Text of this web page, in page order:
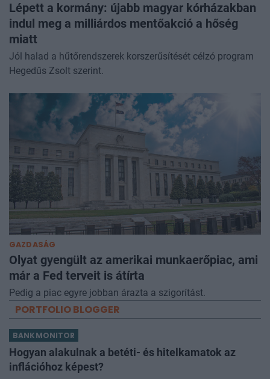
Lépett a kormány: újabb magyar kórházakban
indul meg a milliárdos mentőakció a hőség
miatt
Jól halad a hűtőrendszerek korszerűsítését célzó program
Hegedűs Zsolt szerint.
GAZDASÁG
Olyat gyengült az amerikai munkaerőpiac, ami
már a Fed terveit is átírta
Pedig a piac egyre jobban árazta a szigorítást.
PORTFOLIO BLOGGER
BANKMONITOR
Hogyan alakulnak a betéti- és hitelkamatok az
inflációhoz képest?